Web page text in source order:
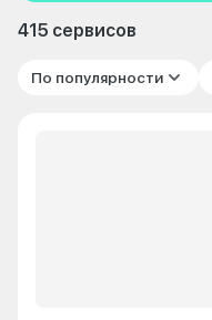
415 сервисов
По популярности